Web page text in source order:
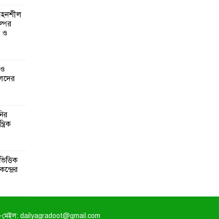
ও
মেইল: dailyagradoot@gmail.com